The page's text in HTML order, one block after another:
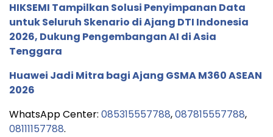
HIKSEMI Tampilkan Solusi Penyimpanan Data
untuk Seluruh Skenario di Ajang DTI Indonesia
2026, Dukung Pengembangan AI di Asia
Tenggara
Huawei Jadi Mitra bagi Ajang GSMA M360 ASEAN
2026
WhatsApp Center: 085315557788,087815557788,
08111157788.